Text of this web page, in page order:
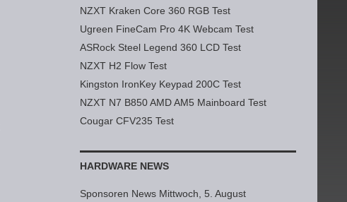
NZXT Kraken Core 360 RGB Test
Ugreen FineCam Pro 4K Webcam Test
ASRock Steel Legend 360 LCD Test
NZXT H2 Flow Test
Kingston IronKey Keypad 200C Test
NZXT N7 B850 AMD AM5 Mainboard Test
Cougar CFV235 Test
HARDWARE NEWS
Sponsoren News Mittwoch, 5. August